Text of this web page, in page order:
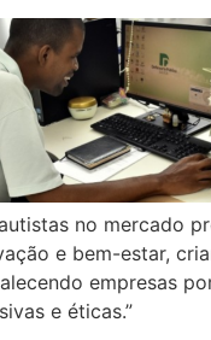
no mercado
e bem-estar,
empresas
e éticas.”